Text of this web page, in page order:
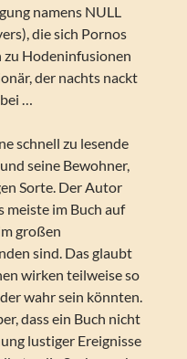
namens NULL
die sich Pornos
zu Hodeninfusionen
der nachts nackt
…
schnell zu lesende
seine Bewohner,
Sorte. Der Autor
meiste im Buch auf
großen
sind. Das glaubt
wirken teilweise so
wahr sein könnten.
dass ein Buch nicht
lustiger Ereignisse